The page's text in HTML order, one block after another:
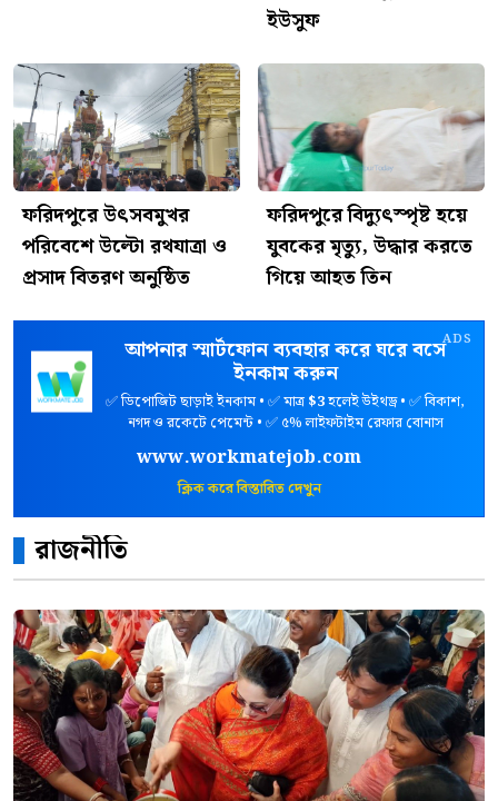
ইউসুফ
ফরিদপুরে উৎসবমুখর
পরিবেশে উল্টো রথযাত্রা ও
প্রসাদ বিতরণ অনুষ্ঠিত
ফরিদপুরে বিদ্যুৎস্পৃষ্ট হয়ে
যুবকের মৃত্যু, উদ্ধার করতে
গিয়ে আহত তিন
ADS
আপনার স্মার্টফোন ব্যবহার করে ঘরে বসে
ইনকাম করুন
✅ ডিপোজিট ছাড়াই ইনকাম • ✅ মাত্র$3হলেই উইথড্র • ✅ বিকাশ,
নগদ ও রকেটে পেমেন্ট • ✅ ৫% লাইফটাইম রেফার বোনাস
www.workmatejob.com
ক্লিক করে বিস্তারিত দেখুন
রাজনীতি